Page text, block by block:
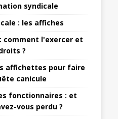
syndicale
: les affiches
comment l'exercer et
?
affichettes pour faire
canicule
fonctionnaires : et
vous perdu ?